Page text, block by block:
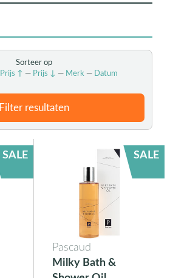
Sorteer op
Prijs ↑ — Prijs ↓ — Merk— Datum
Filter resultaten
SALE SALE
Pascaud
Milky Bath &